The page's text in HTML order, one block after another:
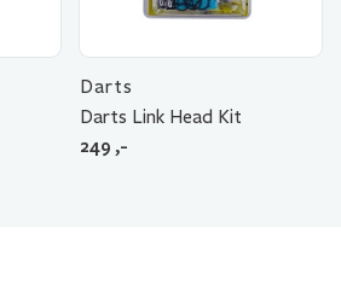
Darts
Darts Link Head Kit
249 ,-